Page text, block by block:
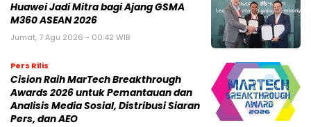
Huawei Jadi Mitra bagi Ajang GSMA
M360 ASEAN 2026
Jumat, 7 Agu 2026 - 00:42 WIB
Pers Rilis
Cision Raih MarTech Breakthrough
Awards 2026 untuk Pemantauan dan
Analisis Media Sosial, Distribusi Siaran
Pers, dan AEO